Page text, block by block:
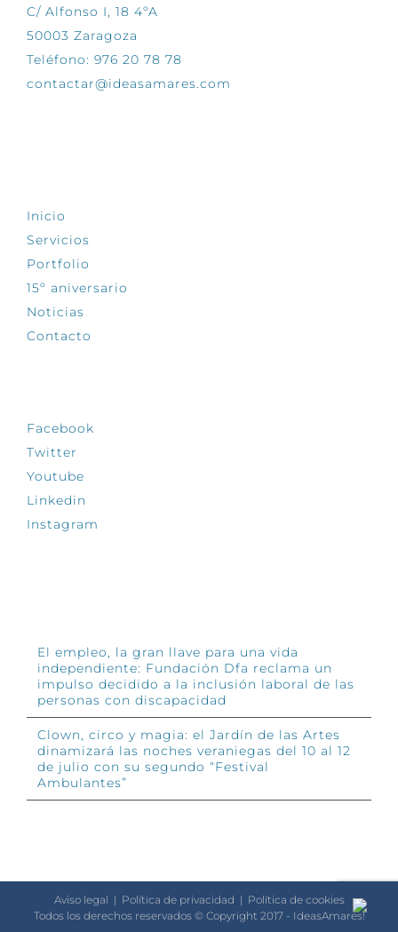
C/ Alfonso I, 18 4ºA
50003 Zaragoza
Teléfono: 976 20 78 78
contactar@ideasamares.com
Inicio
Servicios
Portfolio
15º aniversario
Noticias
Contacto
Facebook
Twitter
Youtube
Linkedin
Instagram
El empleo, la gran llave para una vida
independiente: Fundación Dfa reclama un
impulso decidido a la inclusión laboral de las
personas con discapacidad
Clown, circo y magia: el Jardín de las Artes
dinamizará las noches veraniegas del 10 al 12
de julio con su segundo “Festival
Ambulantes”
Aviso legal | Política de privacidad | Política de cookies
Todos los derechos reservados © Copyright 2017 - IdeasAmares!